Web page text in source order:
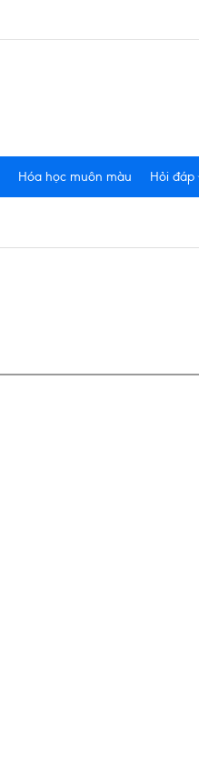
Hóa học muôn màu Hỏi đáp